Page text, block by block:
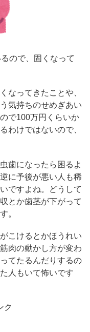
ので、固くなって
なってきたことや、
気持ちのせめぎあい
で100万円くらいか
わけではないので、
歯になったら困るよ
に予後が悪い人も稀
ですよね。どうして
とか歯茎が下がって
。
こけるとかほうれい
肉の動かし方が変わ
てたるんだりするの
人もいて怖いです
ク